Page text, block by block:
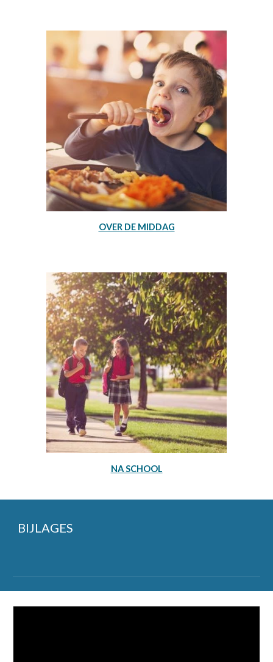
OVER DE MIDDAG
NA SCHOOL
BIJLAGES